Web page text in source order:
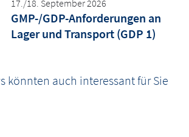
17./18. September 2026
GMP-/GDP-Anforderungen an
Lager und Transport (GDP 1)
könnten auch interessant für Sie